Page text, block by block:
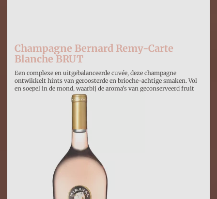
Champagne Bernard Remy-Carte
Blanche BRUT
Een complexe en uitgebalanceerde cuvée, deze champagne
ontwikkelt hints van geroosterde en brioche-achtige smaken. Vol
en soepel in de mond, waarbij de aroma's van geconserveerd fruit